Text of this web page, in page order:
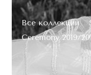
Все коллекции
Ceremony 2019/20